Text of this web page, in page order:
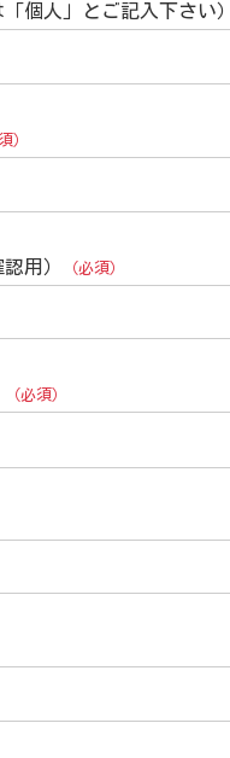
個人」とご記入下さい）
）
用） （必須）
（必須）